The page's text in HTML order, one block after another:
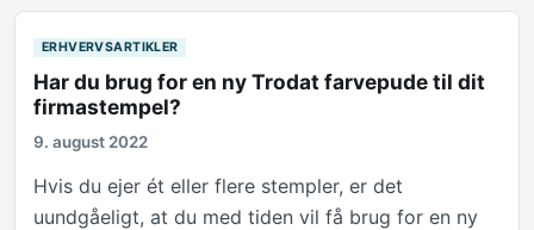
ERHVERVSARTIKLER
Har du brug for en ny Trodat farvepude til dit
firmastempel?
9. august 2022
Hvis du ejer ét eller flere stempler, er det
uundgåeligt, at du med tiden vil få brug for en ny